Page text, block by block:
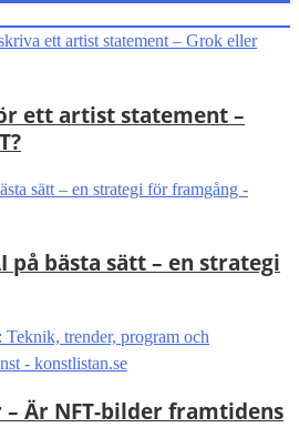
ett artist statement –
på bästa sätt – en strategi
Är NFT-bilder framtidens